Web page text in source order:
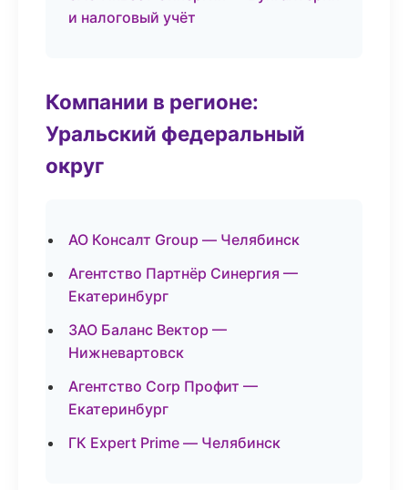
и налоговый учёт
Компании в регионе:
Уральский федеральный
округ
АО Консалт Group — Челябинск
Агентство Партнёр Синергия —
Екатеринбург
ЗАО Баланс Вектор —
Нижневартовск
Агентство Corp Профит —
Екатеринбург
ГК Expert Prime — Челябинск